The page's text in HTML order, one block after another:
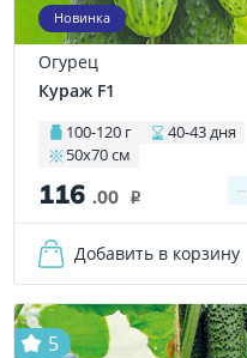
Новинка
Огурец
Кураж F1
100-120 г
40-43 дня
50х70 см
116 .00 i −
Добавить в корзину
5